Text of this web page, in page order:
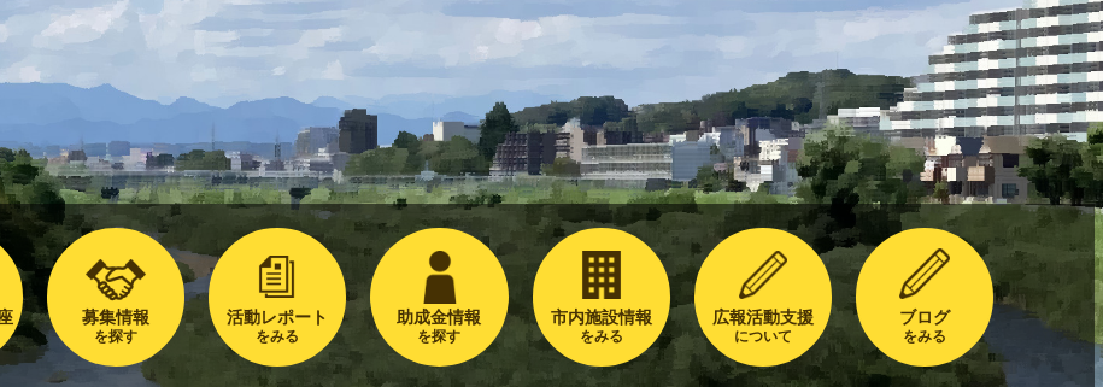
募集情報
を探す
活動レポート
をみる
助成金情報
を探す
市内施設情報
をみる
広報活動支援
について
ブログ
をみる